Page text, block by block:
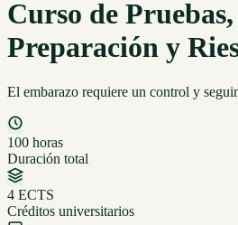
Curso de
Preparación y
El embarazo requiere un control y
100 horas
Duración total
4 ECTS
Créditos universitarios